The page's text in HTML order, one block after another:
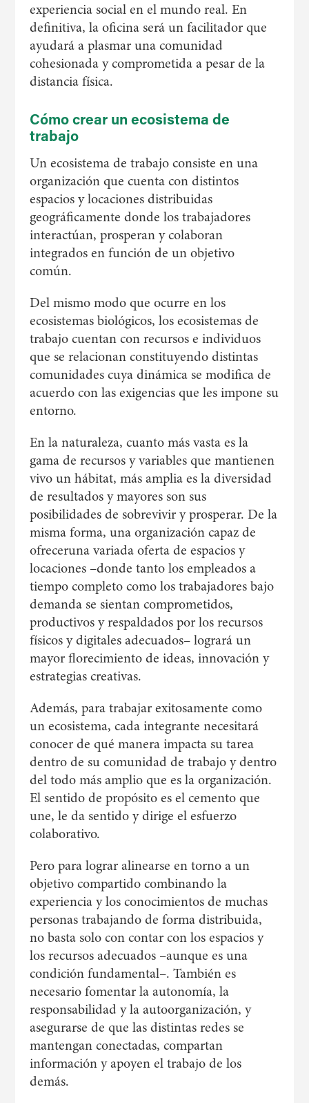
experiencia social en el mundo real. En
definitiva, la oficina será un facilitador que
ayudará a plasmar una comunidad
cohesionada y comprometida a pesar de la
distancia física.
Cómo crear un ecosistema de
trabajo
Un ecosistema de trabajo consiste en una
organización que cuenta con distintos
espacios y locaciones distribuidas
geográficamente donde los trabajadores
interactúan, prosperan y colaboran
integrados en función de un objetivo
común.
Del mismo modo que ocurre en los
ecosistemas biológicos, los ecosistemas de
trabajo cuentan con recursos e individuos
que se relacionan constituyendo distintas
comunidades cuya dinámica se modifica de
acuerdo con las exigencias que les impone su
entorno.
En la naturaleza, cuanto más vasta es la
gama de recursos y variables que mantienen
vivo un hábitat, más amplia es la diversidad
de resultados y mayores son sus
posibilidades de sobrevivir y prosperar. De la
misma forma, una organización capaz de
ofreceruna variada oferta de espacios y
locaciones –donde tanto los empleados a
tiempo completo como los trabajadores bajo
demanda se sientan comprometidos,
productivos y respaldados por los recursos
físicos y digitales adecuados– logrará un
mayor florecimiento de ideas, innovación y
estrategias creativas.
Además, para trabajar exitosamente como
un ecosistema, cada integrante necesitará
conocer de qué manera impacta su tarea
dentro de su comunidad de trabajo y dentro
del todo más amplio que es la organización.
El sentido de propósito es el cemento que
une, le da sentido y dirige el esfuerzo
colaborativo.
Pero para lograr alinearse en torno a un
objetivo compartido combinando la
experiencia y los conocimientos de muchas
personas trabajando de forma distribuida,
no basta solo con contar con los espacios y
los recursos adecuados –aunque es una
condición fundamental–. También es
necesario fomentar la autonomía, la
responsabilidad y la autoorganización, y
asegurarse de que las distintas redes se
mantengan conectadas, compartan
información y apoyen el trabajo de los
demás.